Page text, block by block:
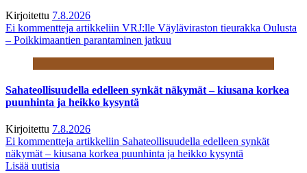
Kirjoitettu 7.8.2026
Ei kommentteja artikkeliin VRJ:lle Väyläviraston tieurakka Oulusta
– Poikkimaantien parantaminen jatkuu
Sahateollisuudella edelleen synkät näkymät – kiusana korkea
puunhinta ja heikko kysyntä
Kirjoitettu 7.8.2026
Ei kommentteja artikkeliin Sahateollisuudella edelleen synkät
näkymät – kiusana korkea puunhinta ja heikko kysyntä
Lisää uutisia